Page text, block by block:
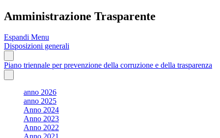
Amministrazione Trasparente
Espandi Menu
Disposizioni generali
Piano triennale per prevenzione della corruzione e della trasparenza
anno 2026
anno 2025
Anno 2024
Anno 2023
Anno 2022
Anno 2021